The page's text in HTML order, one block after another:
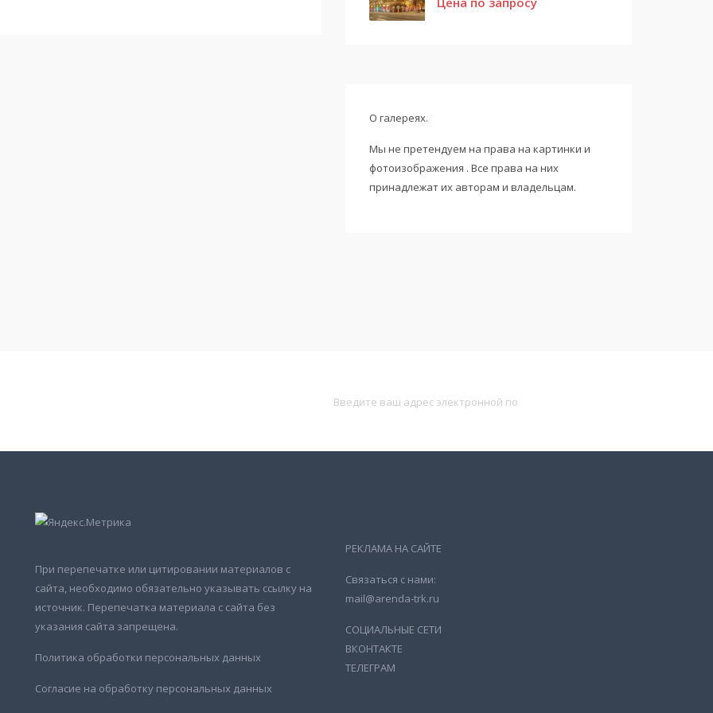
О галереях.
Мы не претендуем на права на картинки и
фотоизображения . Все права на них
принадлежат их авторам и владельцам.
При перепечатке или цитировании материалов с
сайта, необходимо обязательно указывать ссылку на
источник. Перепечатка материала с сайта без
указания сайта запрещена.
Политика обработки персональных данных
Согласие на обработку персональных данных
РЕКЛАМА НА САЙТЕ
Связаться с нами:
mail@arenda-trk.ru
СОЦИАЛЬНЫЕ СЕТИ
ВКОНТАКТЕ
ТЕЛЕГРАМ